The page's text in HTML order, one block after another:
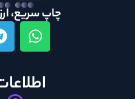
چاپ سریع،